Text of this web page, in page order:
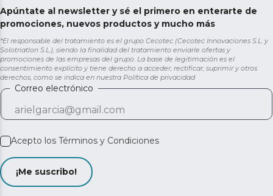
Apúntate al newsletter y sé el primero en enterarte de
promociones, nuevos productos y mucho más
*El responsable del tratamiento es el grupo Cecotec (Cecotec Innovaciones S.L. y
Solotriatlon S.L.), siendo la finalidad del tratamiento enviarle ofertas y
promociones de las empresas del grupo. La base de legitimación es el
consentimiento explícito y tiene derecho a acceder, rectificar, suprimir y otros
derechos, como se indica en nuestra Política de privacidad
Correo electrónico
Acepto los Términos y Condiciones
¡Me suscribo!